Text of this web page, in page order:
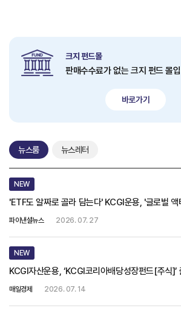
크지 펀드몰
판매수수료가 없는 크지 펀드 몰
바로가기
뉴스룸 뉴스레터
NEW
'ETF도 알짜로 골라 담는다' KCGI운용, '글로벌 액
파이낸셜뉴스 2026. 07. 27
NEW
KCGI자산운용, ‘KCGI코리아배당성장펀드[주식]’
매일경제 2026. 07. 14